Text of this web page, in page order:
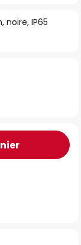
noire, IP65